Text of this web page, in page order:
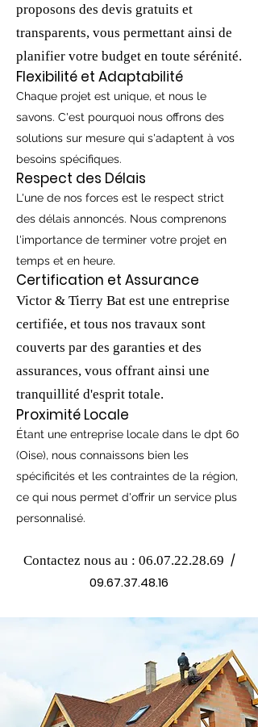
proposons des devis gratuits et
transparents, vous permettant ainsi de
planifier votre budget en toute sérénité.
Flexibilité et Adaptabilité
Chaque projet est unique, et nous le
savons. C'est pourquoi nous offrons des
solutions sur mesure qui s'adaptent à vos
besoins spécifiques.
Respect des Délais
L'une de nos forces est le respect strict
des délais annoncés. Nous comprenons
l'importance de terminer votre projet en
temps et en heure.
Certification et Assurance
Victor & Tierry Bat est une entreprise
certifiée, et tous nos travaux sont
couverts par des garanties et des
assurances, vous offrant ainsi une
tranquillité d'esprit totale.
Proximité Locale
Étant une entreprise locale dans le dpt 60
(Oise), nous connaissons bien les
spécificités et les contraintes de la région,
ce qui nous permet d'offrir un service plus
personnalisé.
Contactez nous au : 06.07.22.28.69 /
09.67.37.48.16